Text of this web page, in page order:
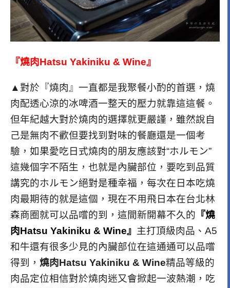
『燒肉Hatsu Yakiniku & Wine』
▲對於『燒肉』一直都是我聚餐小酌的首選，燒
肉配透心涼的冰啤酒一整天的壓力就靠這這餐。
但年紀越大對於燒肉的選擇就更嚴謹，雖然說自
己是無肉不歡但要找到對味的餐廳還是一個考
驗，如果愛吃日式燒肉的朋友應該對“ホルモン”
這幾個字不陌生，也就是內臟部位，要吃到品質
講究的ホルモン絕對是種幸福，每次在日本吃燒
肉最期待的就是這個，現在不用飛日本在台北林
森商圈就可以品嚐的到，這間新開幕不久的 『燒
肉Hatsu Yakiniku & Wine』 主打頂級肉品、A5
和牛還有很多少見的內臟部位在這通通可以品嚐
得到， 燒肉Hatsu Yakiniku & Wine精品等級的
肉品定位相信對於燒肉迷又會掀起一波熱潮，吃